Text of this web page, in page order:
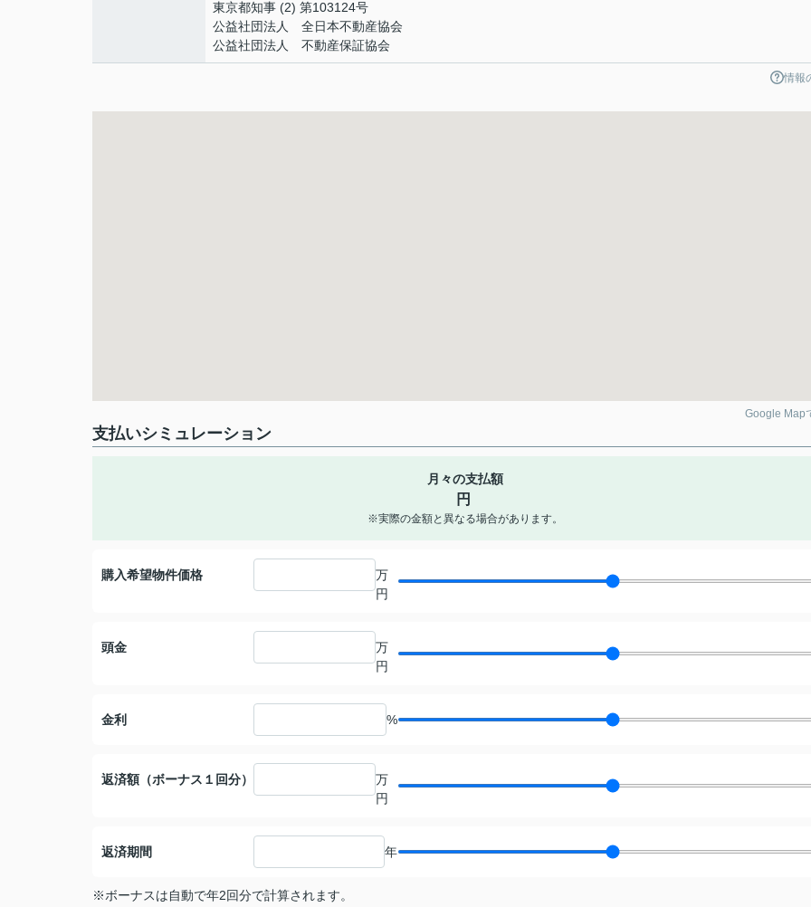
東京都知事 (2) 第103124号
公益社団法人 全日本不動産協会
公益社団法人 不動産保証協会
情報
Google Map
支払いシミュレーション
月々の支払額
円
※実際の金額と異なる場合があります。
購入希望物件価格
万
円
頭金
万
円
金利 %
返済額（ボーナス１回分）
万
円
返済期間 年
※ボーナスは自動で年2回分で計算されます。